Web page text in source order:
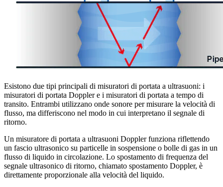
Esistono due tipi principali di misuratori di portata a ultrasuoni: i
misuratori di portata Doppler e i misuratori di portata a tempo di
transito. Entrambi utilizzano onde sonore per misurare la velocità di
flusso, ma differiscono nel modo in cui interpretano il segnale di
ritorno.
Un misuratore di portata a ultrasuoni Doppler funziona riflettendo
un fascio ultrasonico su particelle in sospensione o bolle di gas in un
flusso di liquido in circolazione. Lo spostamento di frequenza del
segnale ultrasonico di ritorno, chiamato spostamento Doppler, è
direttamente proporzionale alla velocità del liquido.